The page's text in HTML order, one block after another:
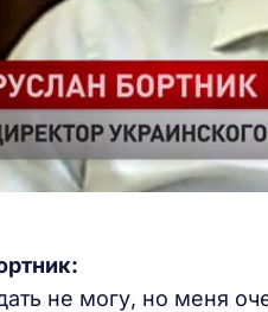
не могу, но меня